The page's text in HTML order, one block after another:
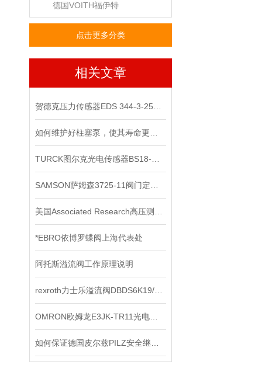
德国VOITH福伊特
点击更多分类
相关文章
*EBRO依博罗蝶阀上海代表处
阿托斯溢流阀工作原理说明